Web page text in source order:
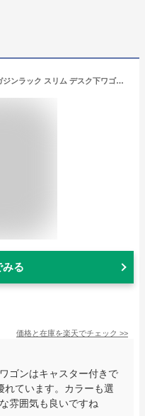
デスク下 収納 キャスター付き マガジンラック スリム デスク下ワゴン オフィス 教科書 デスクワゴン コンパクト サイドワゴン バッグ ランドセル 雑誌 書類 ラック 書類整理 おしゃれ 白 北欧 2段 高さ 60cm 送料無料
みる
価格と在庫を楽天でチェック >>
ゴンはキャスター付きで
れています。カラーも選
雰囲気も良いですね